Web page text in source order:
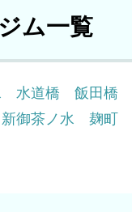
ム一覧
水道橋 飯田橋
新御茶ノ水 麹町